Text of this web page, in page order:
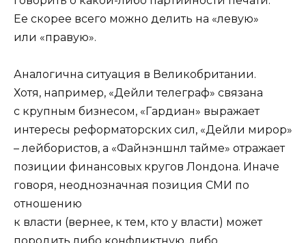
Ее скорее всего можно делить на «левую»
или «правую».
Аналогична ситуация в Великобритании.
Хотя, например, «Дейли телеграф» связана
с крупным бизнесом, «Гардиан» выражает
интересы реформаторских сил, «Дейли мирор»
– лейбористов, а «Файнэншнл тайме» отражает
позиции финансовых кругов Лондона. Иначе
говоря, неоднозначная позиция СМИ по
отношению
к власти (вернее, к тем, кто у власти) может